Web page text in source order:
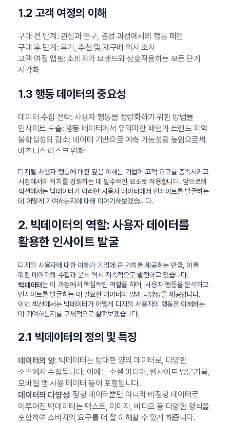
1.2 고객 여정의 이해
구매 전 단계: 관심과 연구, 결정 과정에서의 행동 패턴
구매 후 단계: 후기, 추천 및 재구매 의사 조사
고객 여정 맵핑: 소비자가 브랜드와 상호작용하는 모든 단계
시각화
1.3 행동 데이터의 중요성
데이터 수집 전략: 사용자 행동을 정량화하기 위한 방법들
인사이트 도출: 행동 데이터에서 유의미한 패턴과 트렌드 파악
불확실성의 감소: 데이터 기반으로 예측 가능성을 높임으로써
비즈니스 리스크 완화
디지털 사용자 행동에 대한 깊은 이해는 기업이 고객 요구를 충족시키고
시장에서의 위치를 강화하는 데 필수적인 요소로 작용합니다. 앞으로의
섹션에서는 빅데이터가 이러한 사용자 데이터에서 인사이트를 발굴하는
데 어떻게 기여하는지에 대해 이야기해보겠습니다.
2. 빅데이터의 역할: 사용자 데이터를
활용한 인사이트 발굴
디지털 사용자에 대한 이해가 기업에 큰 가치를 제공하는 만큼, 이를
위한 데이터의 수집과 분석 역시 지속적으로 발전하고 있습니다.
빅데이터는 이 과정에서 핵심적인 역할을 하며, 사용자 행동을 분석하고
인사이트를 발굴하는 데 필요한 데이터의 양과 다양성을 제공합니다.
이번 섹션에서는 빅데이터가 어떻게 디지털 사용자의 행동을 이해하는
데 기여하는지를 구체적으로 살펴보겠습니다.
2.1 빅데이터의 정의 및 특징
데이터의 양: 빅데이터는 방대한 양의 데이터로, 다양한
소스에서 수집됩니다. 이에는 소셜 미디어, 웹사이트 방문기록,
모바일 앱 사용 데이터 등이 포함됩니다.
데이터의 다양성: 정형 데이터뿐만 아니라 비정형 데이터로
이루어진 빅데이터는 텍스트, 이미지, 비디오 등 다양한 형식을
포함하여 소비자의 요구를 더 잘 이해할 수 있게 해줍니다.